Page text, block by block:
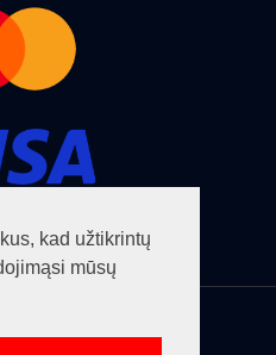
kad užtikrintų
mūsų